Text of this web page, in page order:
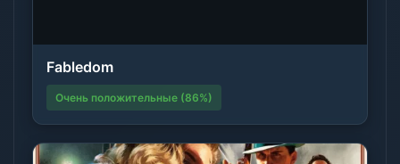
Fabledom
Очень положительные (86%)